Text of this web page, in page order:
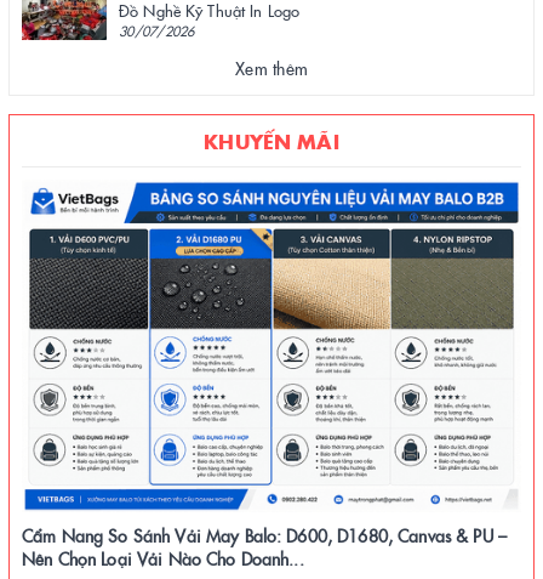
Đồ Nghề Kỹ Thuật In Logo
30/07/2026
Xem thêm
KHUYẾN MÃI
Cẩm Nang So Sánh Vải May Balo: D600, D1680, Canvas & PU –
Nên Chọn Loại Vải Nào Cho Doanh...